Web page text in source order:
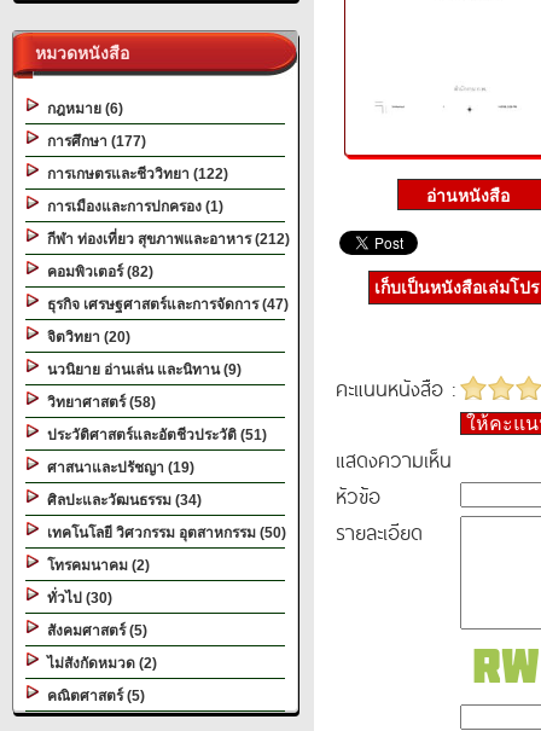
หมวดหนังสือ
กฎหมาย (6)
การศึกษา (177)
การเกษตรและชีววิทยา (122)
การเมืองและการปกครอง (1)
กีฬา ท่องเที่ยว สุขภาพและอาหาร (212)
คอมพิวเตอร์ (82)
ธุรกิจ เศรษฐศาสตร์และการจัดการ (47)
จิตวิทยา (20)
นวนิยาย อ่านเล่น และนิทาน (9)
วิทยาศาสตร์ (58)
ประวัติศาสตร์และอัตชีวประวัติ (51)
ศาสนาและปรัชญา (19)
ศิลปะและวัฒนธรรม (34)
เทคโนโลยี วิศวกรรม อุตสาหกรรม (50)
โทรคมนาคม (2)
ทั่วไป (30)
สังคมศาสตร์ (5)
ไม่สังกัดหมวด (2)
คณิตศาสตร์ (5)
เก็บเป็นหนังสือเล่มโป
คะแนนหนังสือ :
ให้คะแ
แสดงความเห็น
หัวข้อ
รายละเอียด